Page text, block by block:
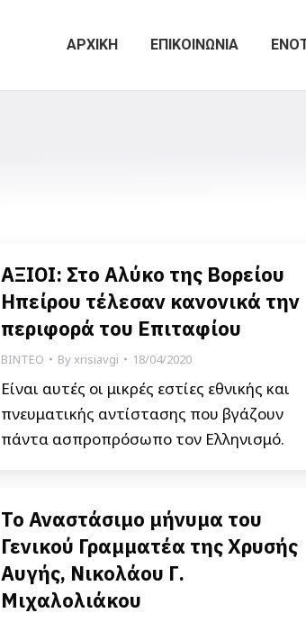
ΑΡΧΙΚΗ ΕΠΙΚΟΙΝΩΝΙΑ
ΑΞΙΟΙ: Στο Αλύκο της Βορείου
Ηπείρου τέλεσαν κανονικά την
περιφορά του Επιταφίου
ΒΙΝΤΕΟ Byxrisiavgi 18/04/2020
Είναι αυτές οι μικρές εστίες εθνικής και
πνευματικής αντίστασης που βγάζουν
πάντα ασπροπρόσωπο τον Ελληνισμό.
Το Αναστάσιμο μήνυμα του
Γενικού Γραμματέα της Χρυσής
Αυγής, Νικολάου Γ.
Μιχαλολιάκου